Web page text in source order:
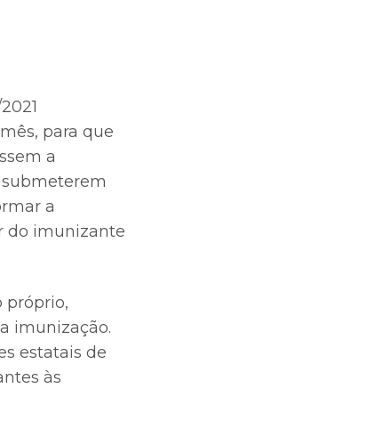
para que
a
a
do imunizante
próprio,
imunização.
estatais de
às